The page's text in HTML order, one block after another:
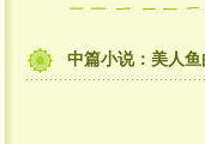
中篇小说：美人